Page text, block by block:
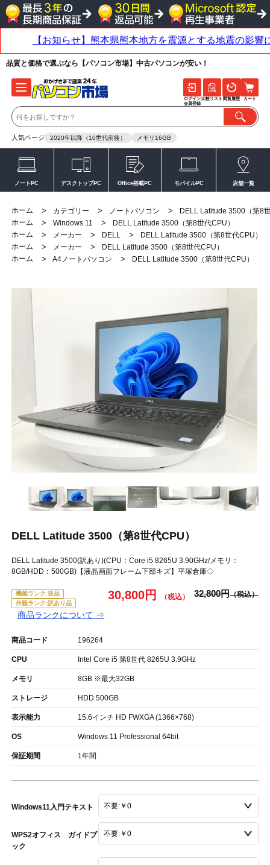
品質と価格で選ぶなら【パソコン市場】中古パソコンが安い！
人気ページ 2020年以降（10世代前後） メモリ16GB
ログイン
会員登録
比較リスト 閲覧履歴 カート
ノートPC デスクトップPC Office搭載PC モバイルPC 店舗一覧
ホーム > カテゴリー > ノートパソコン >
DELL Latitude 3500（第8
ホーム
> Windows 11 >
DELL Latitude 3500（第8世代CPU）
ホーム
> メーカー > DELL >
DELL Latitude 3500（第8世代CPU）
ホーム
> メーカー >
DELL Latitude 3500（第8世代CPU）
ホーム
> A4ノートパソコン > DELL Latitude 3500（第8世代CPU）
DELL Latitude 3500（第8世代CPU）
DELL Latitude 3500(訳あり)(CPU：Core i5 8265U 3.90GHz/メモリ：
8GB/HDD：500GB)【液晶画面フレーム下部キズ】平塚倉庫◇
機能ランク:並品
外観ランク:訳あり品
商品ランクについて ⇒
30,800円 32,800円
商品コード 196264
CPU Intel Core i5 第8世代 8265U 3.9GHz
メモリ 8GB ※最大32GB
ストレージ HDD 500GB
表示能力 15.6インチ HD FWXGA (1366×768)
OS Windows 11 Professional 64bit
保証期間 1年間
Windows11入門テキスト
WPS2オフィス ガイドブ
ック